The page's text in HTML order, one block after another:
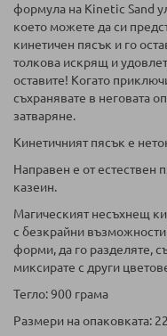
формула на Kinetic Sand
което можете да си
кинетичен пясък и го
толкова искрящ и
оставите! Когато
съхранявате в неговата
затваряне.
Кинетичният пясък е
Направен е от естествен
казеин.
Магическият несъхнещ
с безкрайни
форми, да го разделяте,
миксирате с други
Тегло: 900 грама
Размери на опаковката: